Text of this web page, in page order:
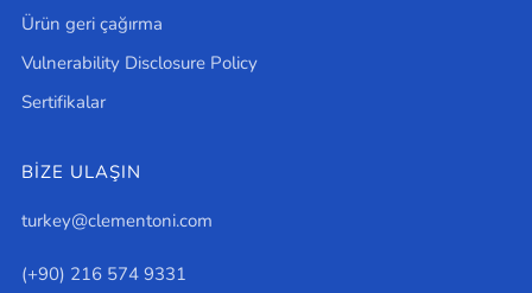
Ürün geri çağırma
Vulnerability Disclosure Policy
Sertifikalar
BİZE ULAŞIN
turkey@clementoni.com
(+90) 216 574 9331